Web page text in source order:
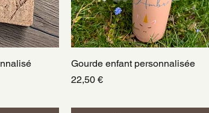
Aperçu rapide
Gourde enfant personnalisée
Prix
22,50 €